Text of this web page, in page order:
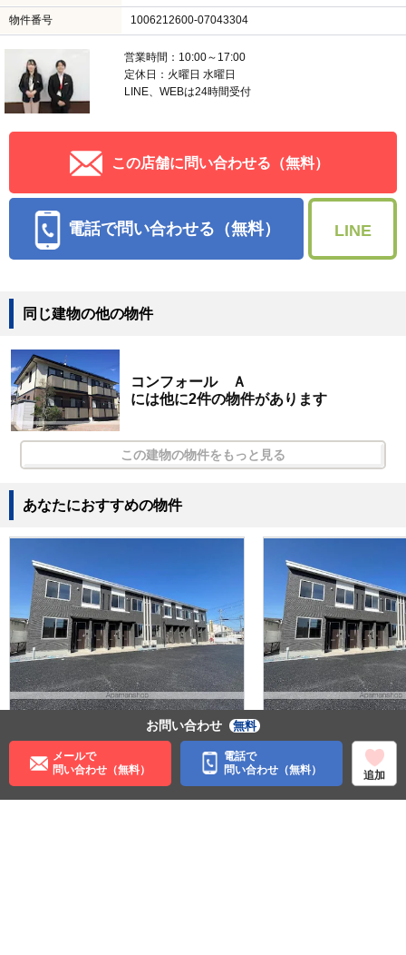
物件番号 1006212600-07043304
営業時間：10:00～17:00
定休日：火曜日 水曜日
LINE、WEBは24時間受付
この店舗に問い合わせる（無料）
電話で問い合わせる（無料） LINE
同じ建物の他の物件
コンフォール Ａ
には他に2件の物件があります
この建物の物件をもっと見る
あなたにおすすめの物件
万円
敷 1ヶ月
53.8㎡
2LDK
安積永盛駅 徒歩15分
管理費
敷
53.8㎡
安積永盛
お問い合わせ 無料
メールで
問い合わせ（無料）
電話で
問い合わせ（無料）
追加